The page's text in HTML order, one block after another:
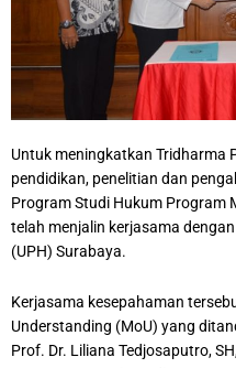
Untuk meningkatkan Tridharma
pendidikan, penelitian dan
Program Studi Hukum Program
telah menjalin kerjasama
(UPH) Surabaya.
Kerjasama kesepahaman
Understanding (MoU) yang
Prof. Dr. Liliana Tedjosaputro,